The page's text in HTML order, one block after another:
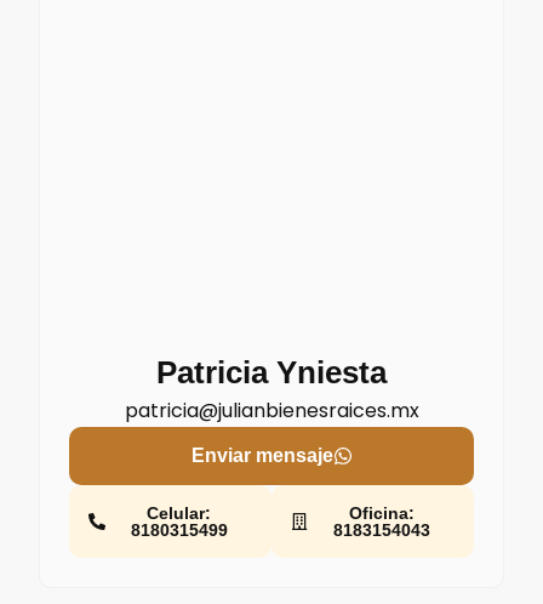
Patricia Yniesta
patricia@julianbienesraices.mx
Enviar mensaje
Celular:
8180315499
Oficina:
8183154043